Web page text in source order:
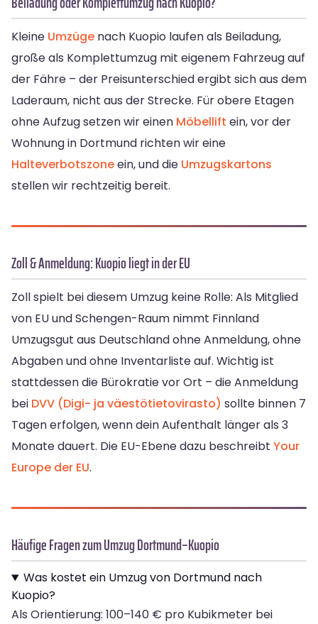
Kleine Umzüge nach Kuopio laufen als Beiladung,
große als Komplettumzug mit eigenem Fahrzeug auf
der Fähre – der Preisunterschied ergibt sich aus dem
Laderaum, nicht aus der Strecke. Für obere Etagen
ohne Aufzug setzen wir einen Möbellift ein, vor der
Wohnung in Dortmund richten wir eine
Halteverbotszoneein, und die Umzugskartons
stellen wir rechtzeitig bereit.
Zoll & Anmeldung: Kuopio liegt in der EU
Zoll spielt bei diesem Umzug keine Rolle: Als Mitglied
von EU und Schengen-Raum nimmt Finnland
Umzugsgut aus Deutschland ohne Anmeldung, ohne
Abgaben und ohne Inventarliste auf. Wichtig ist
stattdessen die Bürokratie vor Ort – die Anmeldung
bei DVV (Digi- ja väestötietovirasto) sollte binnen 7
Tagen erfolgen, wenn dein Aufenthalt länger als 3
Monate dauert. Die EU-Ebene dazu beschreibt Your
Europe der EU.
Häufige Fragen zum Umzug Dortmund–Kuopio
Was kostet ein Umzug von Dortmund nach
Kuopio?
Als Orientierung: 100–140 € pro Kubikmeter bei